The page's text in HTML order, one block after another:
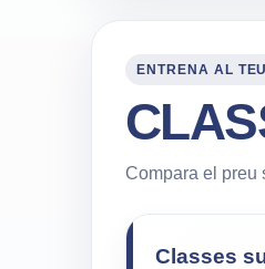
ENTRENA AL
Compara el preu
Classes